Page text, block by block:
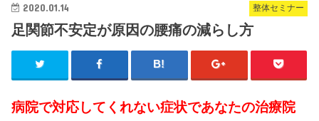
整体セミナー
2020.01.14
足関節不安定が原因の腰痛の減らし方
病院で対応してくれない症状であなたの治療院